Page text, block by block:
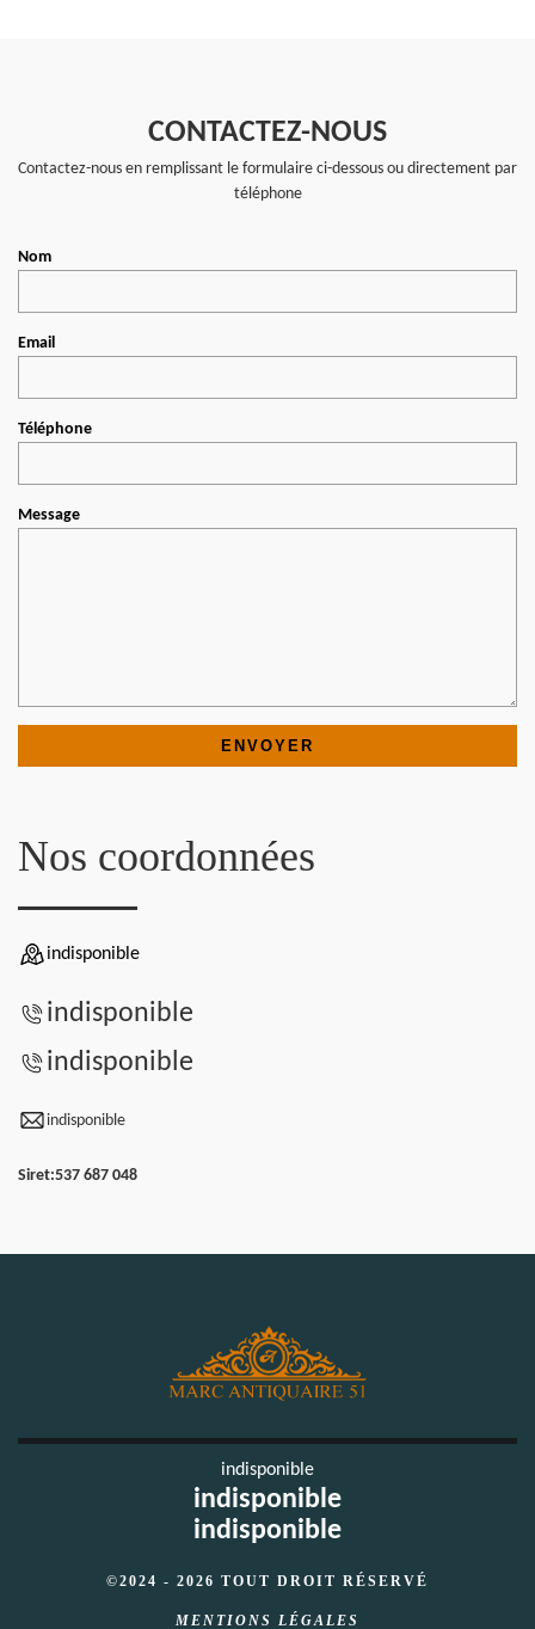
CONTACTEZ-NOUS
Contactez-nous en remplissant le formulaire ci-dessous ou directement par
téléphone
Nom
Email
Téléphone
Message
Nos coordonnées
indisponible
indisponible
indisponible
indisponible
Siret:537 687 048
indisponible
indisponible
indisponible
©2024 - 2026 TOUT DROIT RÉSERVÉ
MENTIONS LÉGALES